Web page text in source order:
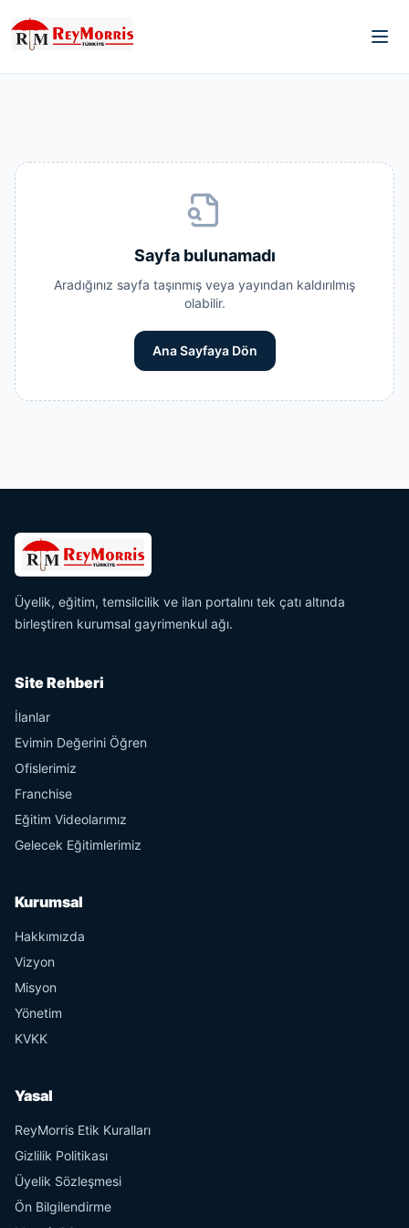
Sayfa bulunamadı
Aradığınız sayfa taşınmış veya yayından kaldırılmış
olabilir.
Ana Sayfaya Dön
Üyelik, eğitim, temsilcilik ve ilan portalını tek çatı altında
birleştiren kurumsal gayrimenkul ağı.
Site Rehberi
İlanlar
Evimin Değerini Öğren
Ofislerimiz
Franchise
Eğitim Videolarımız
Gelecek Eğitimlerimiz
Kurumsal
Hakkımızda
Vizyon
Misyon
Yönetim
KVKK
Yasal
ReyMorris Etik Kuralları
Gizlilik Politikası
Üyelik Sözleşmesi
Ön Bilgilendirme